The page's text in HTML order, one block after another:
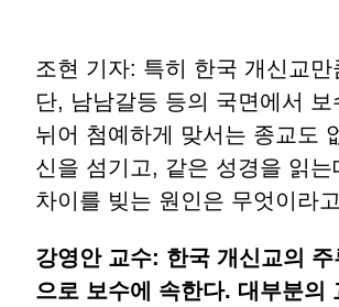
조현 기자: 특히 한국 개신교
단, 남남갈등 등의 국면에서
뉘어 첨예하게 맞서는 종교도
신을 섬기고, 같은 성경을 읽는
차이를 빚는 원인은 무엇이라
강영안 교수: 한국 개신교의 주
으로 보수에 속한다. 대부분의